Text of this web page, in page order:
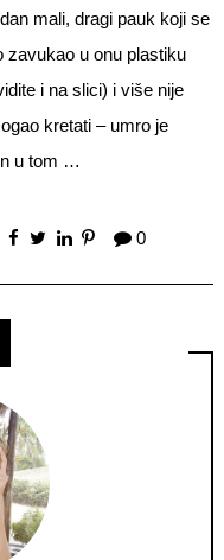
mali, dragi pauk koji se
zavukao u onu plastiku
i na slici) i više nije
kretati – umro je
u tom …
0